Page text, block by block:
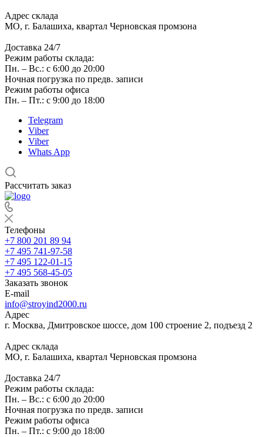
Адрес склада
МО, г. Балашиха, квартал Черновская промзона
Доставка 24/7
Режим работы склада:
Пн. – Вс.: с 6:00 до 20:00
Ночная погрузка по предв. записи
Режим работы офиса
Пн. – Пт.: с 9:00 до 18:00
Telegram
Viber
Viber
Whats App
Рассчитать заказ
Телефоны
+7 800 201 89 94
+7 495 741-97-58
+7 495 122-01-15
+7 495 568-45-05
Заказать звонок
E-mail
info@stroyind2000.ru
Адрес
г. Москва, Дмитровское шоссе, дом 100 строение 2, подъезд 2
Адрес склада
МО, г. Балашиха, квартал Черновская промзона
Доставка 24/7
Режим работы склада:
Пн. – Вс.: с 6:00 до 20:00
Ночная погрузка по предв. записи
Режим работы офиса
Пн. – Пт.: с 9:00 до 18:00